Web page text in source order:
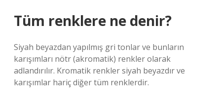
Tüm renklere ne denir?
Siyah beyazdan yapılmış gri tonlar ve bunların
karışımları nötr (akromatik) renkler olarak
adlandırılır. Kromatik renkler siyah beyazdır ve
karışımlar hariç diğer tüm renklerdir.